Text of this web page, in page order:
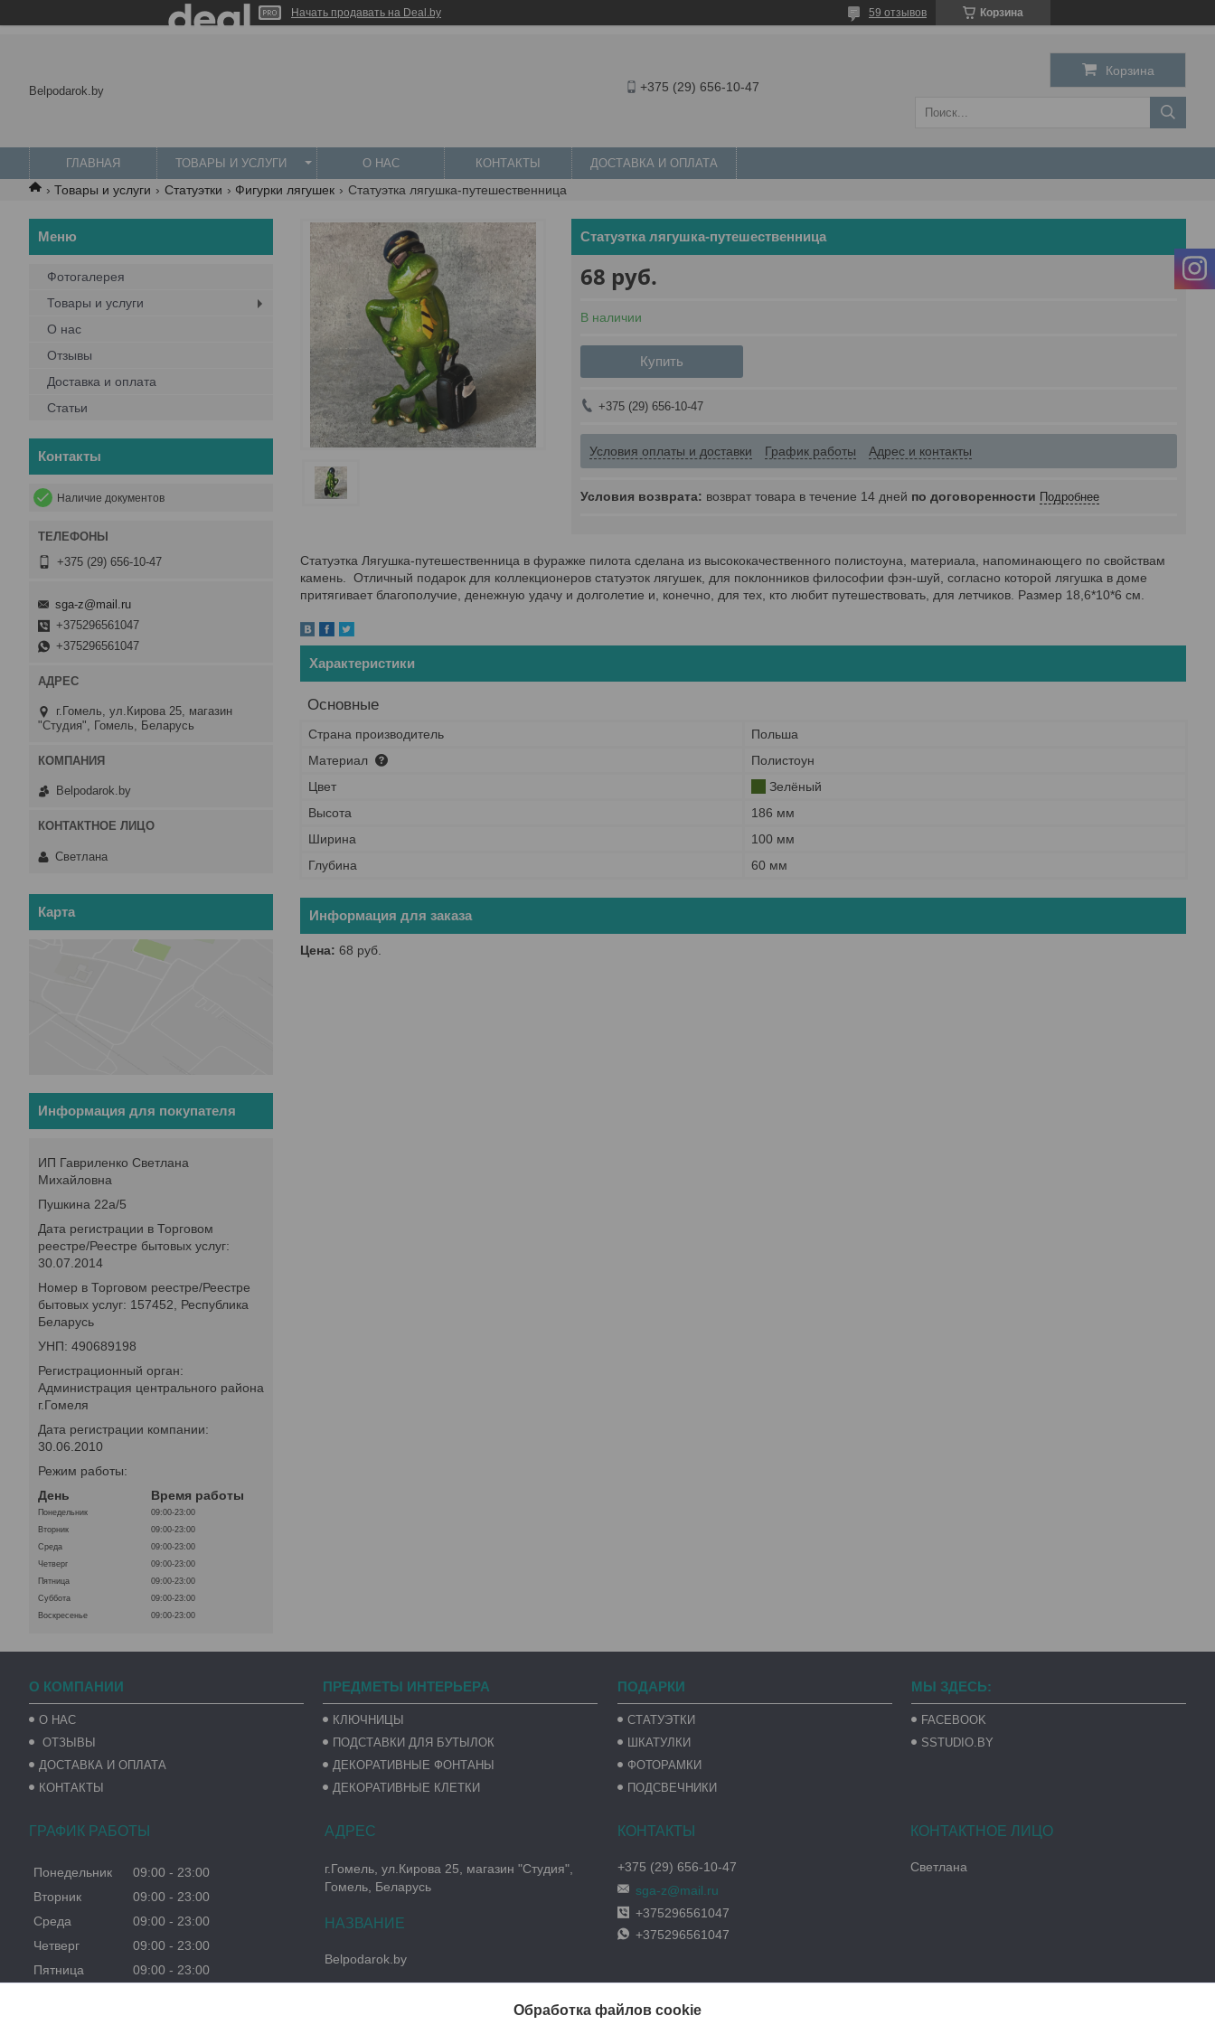
Начать продавать на Deal.by Корзина
59 отзывов
Belpodarok.by +375 (29) 656-10-47
Корзина
ГЛАВНАЯ ТОВАРЫ И УСЛУГИ О НАС КОНТАКТЫ ДОСТАВКА И ОПЛАТА
Товары и услуги Статуэтки Фигурки лягушек Статуэтка лягушка-путешественница
Статуэтка лягушка-путешественница
68 руб.
В наличии
Купить
+375 (29) 656-10-47
Условия оплаты и доставки График работы Адрес и контакты
возврат товара в течение 14 дней по договоренности Подробнее
Статуэтка Лягушка-путешественница в фуражке пилота сделана из высококачественного полистоуна, материала, напоминающего по свойствам
камень. Отличный подарок для коллекционеров статуэток лягушек, для поклонников философии фэн-шуй, согласно которой лягушка в доме
притягивает благополучие, денежную удачу и долголетие и, конечно, для тех, кто любит путешествовать, для летчиков. Размер 18,6*10*6 см.
Характеристики
Основные
Страна производитель
Польша
Материал
Полистоун
Цвет
Зелёный
Высота
186 мм
Ширина
100 мм
Глубина
60 мм
Информация для заказа
Цена: 68 руб.
Фотогалерея
Товары и услуги
О нас
Отзывы
Доставка и оплата
Статьи
Контакты
Наличие документов
+375 (29) 656-10-47
sga-z@mail.ru
+375296561047
+375296561047
г.Гомель, ул.Кирова 25, магазин
"Студия", Гомель, Беларусь
Belpodarok.by
Светлана
Карта
Информация для покупателя
ИП Гавриленко Светлана
Михайловна
Пушкина 22а/5
Дата регистрации в Торговом
реестре/Реестре бытовых услуг:
30.07.2014
Номер в Торговом реестре/Реестре
бытовых услуг: 157452, Республика
Беларусь
УНП: 490689198
Регистрационный орган:
Администрация центрального района
г.Гомеля
Дата регистрации компании:
30.06.2010
Режим работы:
День
Время работы
Понедельник
09:00-23:00
Вторник
09:00-23:00
Среда
09:00-23:00
Четверг
09:00-23:00
Пятница
09:00-23:00
Суббота
09:00-23:00
Воскресенье
09:00-23:00
О КОМПАНИИ
О НАС
ОТЗЫВЫ
ДОСТАВКА И ОПЛАТА
КОНТАКТЫ
ПРЕДМЕТЫ ИНТЕРЬЕРА
КЛЮЧНИЦЫ
ПОДСТАВКИ ДЛЯ БУТЫЛОК
ДЕКОРАТИВНЫЕ ФОНТАНЫ
ДЕКОРАТИВНЫЕ КЛЕТКИ
ПОДАРКИ
СТАТУЭТКИ
ШКАТУЛКИ
ФОТОРАМКИ
ПОДСВЕЧНИКИ
МЫ ЗДЕСЬ:
FACEBOOK
SSTUDIO.BY
ГРАФИК РАБОТЫ
Понедельник 09:00
23:00
Вторник
09:00
23:00
Среда
09:00
23:00
Четверг
09:00
23:00
Пятница
09:00
23:00
г.Гомель, ул.Кирова 25, магазин "Студия",
Гомель, Беларусь
Belpodarok.by
+375 (29) 656-10-47
sga-z@mail.ru
+375296561047
+375296561047
Светлана
Обработка файлов cookie